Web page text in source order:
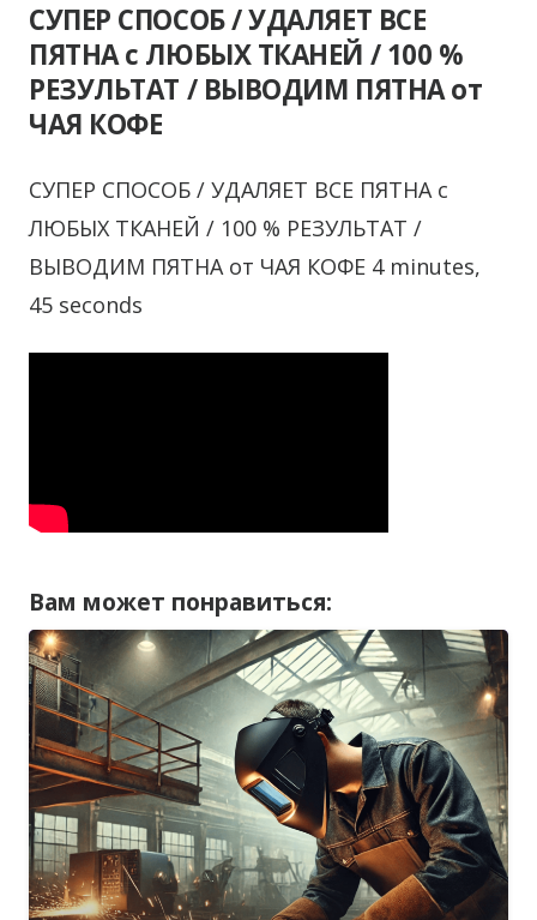
СУПЕР СПОСОБ / УДАЛЯЕТ ВСЕ
ПЯТНА с ЛЮБЫХ ТКАНЕЙ / 100 %
РЕЗУЛЬТАТ / ВЫВОДИМ ПЯТНА от
ЧАЯ КОФЕ
СУПЕР СПОСОБ / УДАЛЯЕТ ВСЕ ПЯТНА с
ЛЮБЫХ ТКАНЕЙ / 100 % РЕЗУЛЬТАТ /
ВЫВОДИМ ПЯТНА от ЧАЯ КОФЕ 4 minutes,
45 seconds
Вам может понравиться: